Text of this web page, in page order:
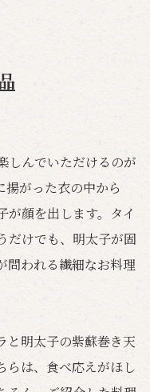
しんでいただけるのが
揚がった衣の中から
が顔を出します。タイ
だけでも、明太子が固
問われる繊細なお料理
と明太子の紫蘇巻き天
らは、食べ応えがほし